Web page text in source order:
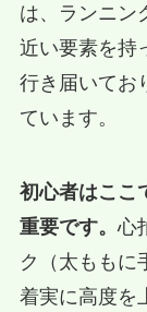
は、ランニン
近い要素を持
行き届いてお
ています。
初心者はここ
重要です。心
ク（太ももに
着実に高度を